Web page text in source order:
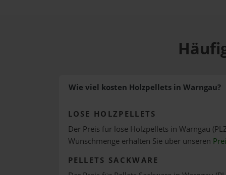
Wie viel kosten Holzpellets in Warngau?
LOSE HOLZPELLETS
Der Preis für lose Holzpellets in Warngau
Wunschmenge erhalten Sie über unseren
PELLETS SACKWARE